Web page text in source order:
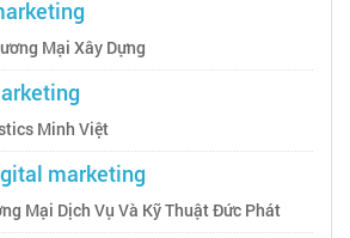
Mại Xây Dựng
Minh Việt
marketing
Mại Dịch Vụ Và Kỹ Thuật Đức Phát